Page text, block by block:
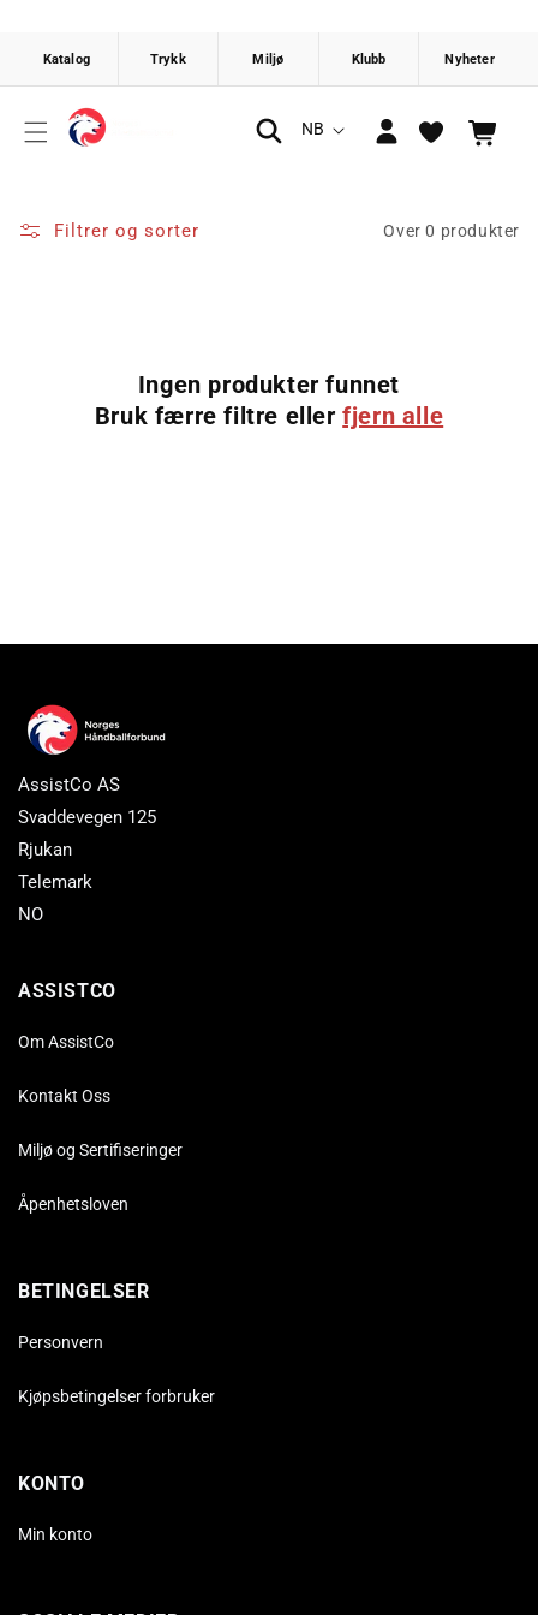
innholdet
S
NB
inn
Handlekurv
Filtrer og sorter Over 0 produkter
Ingen produkter funnet
Bruk færre filtre ellerfjern alle
AssistCo AS
Svaddevegen 125
Rjukan
Telemark
NO
ASSISTCO
Om AssistCo
Kontakt Oss
Miljø og Sertifiseringer
Åpenhetsloven
BETINGELSER
Personvern
Kjøpsbetingelser forbruker
KONTO
Min konto